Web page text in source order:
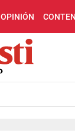
OPINIÓN